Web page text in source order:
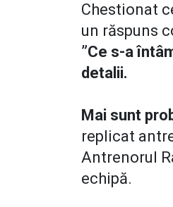
Chestionat
un răspuns
”Ce s-a
detalii.
Mai sunt
replicat
Antrenorul
echipă.